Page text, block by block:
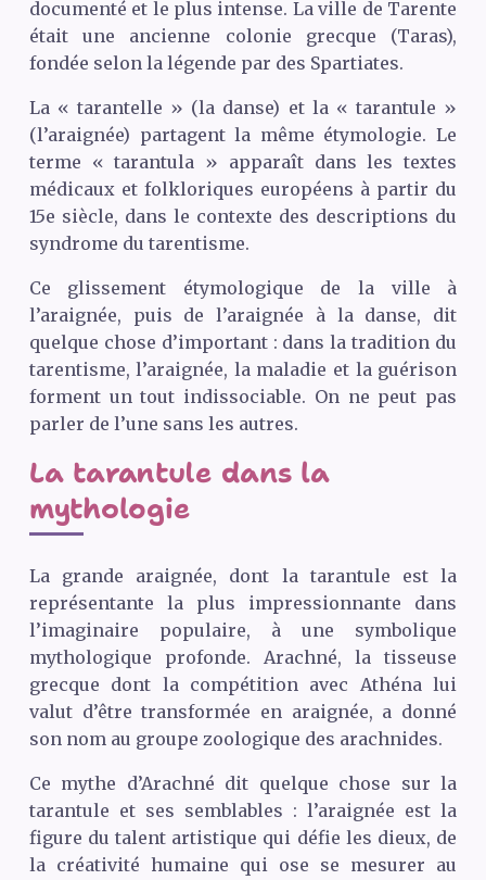
documenté et le plus intense. La ville de Tarente
était une ancienne colonie grecque (Taras),
fondée selon la légende par des Spartiates.
La « tarantelle » (la danse) et la « tarantule »
(l’araignée) partagent la même étymologie. Le
terme « tarantula » apparaît dans les textes
médicaux et folkloriques européens à partir du
15e siècle, dans le contexte des descriptions du
syndrome du tarentisme.
Ce glissement étymologique de la ville à
l’araignée, puis de l’araignée à la danse, dit
quelque chose d’important : dans la tradition du
tarentisme, l’araignée, la maladie et la guérison
forment un tout indissociable. On ne peut pas
parler de l’une sans les autres.
La tarantule dans la
mythologie
La grande araignée, dont la tarantule est la
représentante la plus impressionnante dans
l’imaginaire populaire, à une symbolique
mythologique profonde. Arachné, la tisseuse
grecque dont la compétition avec Athéna lui
valut d’être transformée en araignée, a donné
son nom au groupe zoologique des arachnides.
Ce mythe d’Arachné dit quelque chose sur la
tarantule et ses semblables : l’araignée est la
figure du talent artistique qui défie les dieux, de
la créativité humaine qui ose se mesurer au